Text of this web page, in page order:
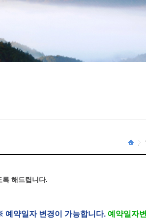
해드립니다.
예약일자 변경이 가능합니다. 예약일자